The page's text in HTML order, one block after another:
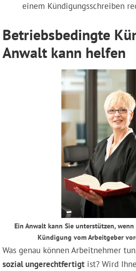
einem Kündigungsschreiben
Betriebsbedingte
Anwalt kann helfen
Ein Anwalt kann Sie unterstützen,
Kündigung vom Arbeitgeber
Was genau können Arbeitnehmer
sozial ungerechtfertigt ist? Wird